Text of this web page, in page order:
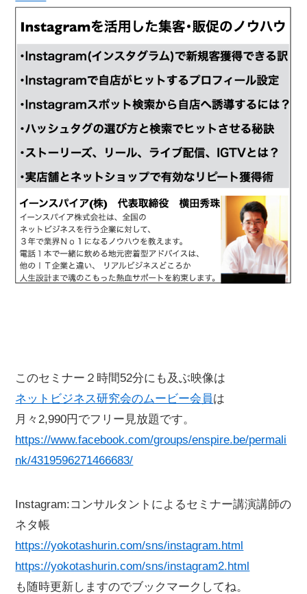
このセミナー２時間52分にも及ぶ映像は
ネットビジネス研究会のムービー会員は
月々2,990円でフリー見放題です。
https://www.facebook.com/groups/enspire.be/permali
nk/4319596271466683/
Instagram:コンサルタントによるセミナー講演講師の
ネタ帳
https://yokotashurin.com/sns/instagram.html
https://yokotashurin.com/sns/instagram2.html
も随時更新しますのでブックマークしてね。